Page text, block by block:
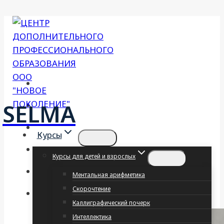
Перейти
содержимому
SELMA
Курсы
Курсы для детей и взрослых
Ментальная арифметика
Скорочтение
Каллиграфический почерк
Интеллектика